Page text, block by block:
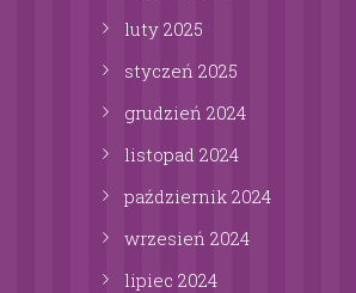
luty 2025
styczeń 2025
grudzień 2024
listopad 2024
październik 2024
wrzesień 2024
lipiec 2024